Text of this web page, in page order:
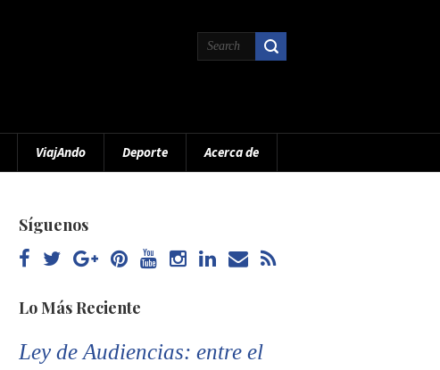
ViajAndo Deporte Acerca de
Síguenos
Lo Más Reciente
Ley de Audiencias: entre el